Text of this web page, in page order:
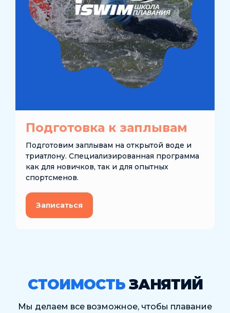
Подготовка к заплывам
Подготовим заплывам на открытой воде и
триатлону. Специализированная программа
как для новичков, так и для опытных
спортсменов.
Записаться
СТОИМОСТЬЗАНЯТИЙ
Мы делаем все возможное, чтобы плавание